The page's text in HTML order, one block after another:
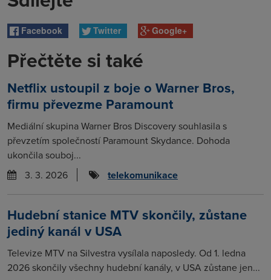
Facebook Twitter Google+
Přečtěte si také
Netflix ustoupil z boje o Warner Bros,
firmu převezme Paramount
Mediální skupina Warner Bros Discovery souhlasila s
převzetím společností Paramount Skydance. Dohoda
ukončila souboj...
3. 3. 2026
telekomunikace
Hudební stanice MTV skončily, zůstane
jediný kanál v USA
Televize MTV na Silvestra vysílala naposledy. Od 1. ledna
2026 skončily všechny hudební kanály, v USA zůstane jen...